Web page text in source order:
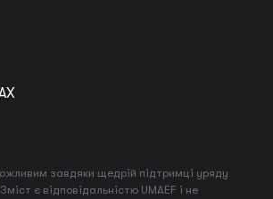
завдяки щедрій підтримці уряду
є відповідальністю UMAEF і не